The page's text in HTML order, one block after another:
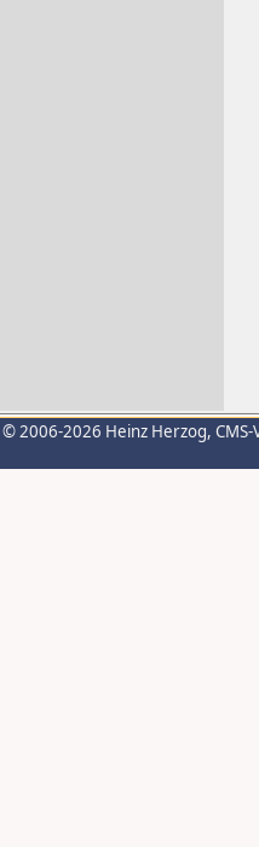
© 2006-2026 Heinz Herzog,